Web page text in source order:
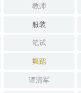
教师
服装
笔试
舞蹈
谭清军